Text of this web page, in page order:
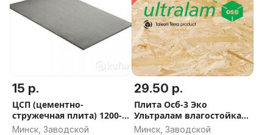
15 р.
ЦСП (цементно-
стружечная плита) 1200-
600-10мм
Минск, Заводской
29.50 р.
Плита Осб-3 Эко
Ультралам влагостойкая
9мм без формальдегида
Минск, Заводской